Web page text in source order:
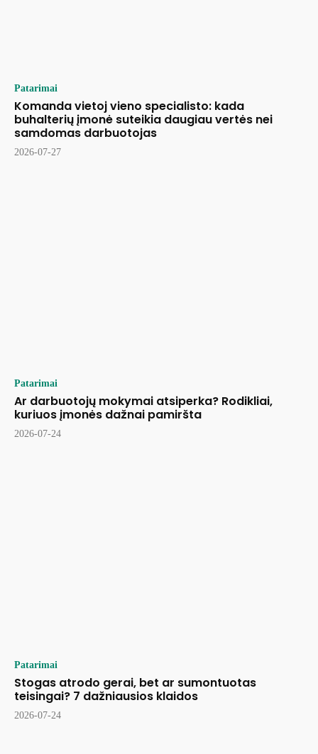
Patarimai
Komanda vietoj vieno specialisto: kada
buhalterių įmonė suteikia daugiau vertės nei
samdomas darbuotojas
2026-07-27
Patarimai
Ar darbuotojų mokymai atsiperka? Rodikliai,
kuriuos įmonės dažnai pamiršta
2026-07-24
Patarimai
Stogas atrodo gerai, bet ar sumontuotas
teisingai? 7 dažniausios klaidos
2026-07-24